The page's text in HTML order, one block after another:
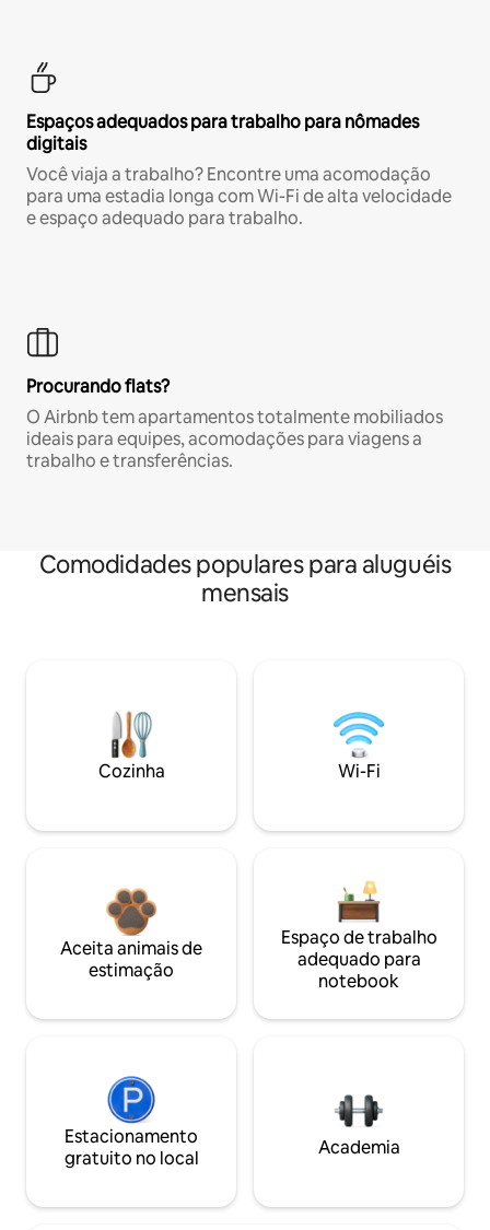
Espaços adequados para trabalho para nômades
digitais
Você viaja a trabalho? Encontre uma acomodação
para uma estadia longa com Wi-Fi de alta velocidade
e espaço adequado para trabalho.
Procurando flats?
O Airbnb tem apartamentos totalmente mobiliados
ideais para equipes, acomodações para viagens a
trabalho e transferências.
Comodidades populares para aluguéis
mensais
Cozinha Wi-Fi
Aceita animais de
estimação
Espaço de trabalho
adequado para
notebook
Estacionamento
gratuito no local
Academia